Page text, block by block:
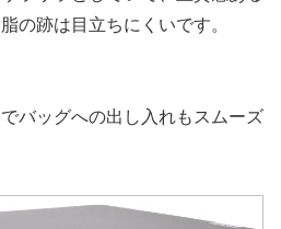
の跡は目立ちにくいです。
バッグへの出し入れもスムーズ